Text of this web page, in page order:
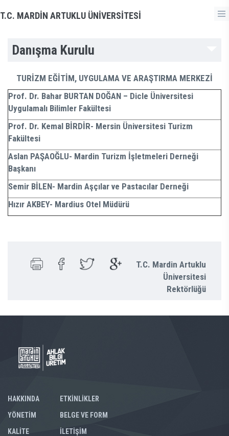
T.C. MARDİN ARTUKLU ÜNİVERSİTESİ
Danışma Kurulu
TURİZM EĞİTİM, UYGULAMA VE ARAŞTIRMA MERKEZİ
Prof. Dr. Bahar BURTAN DOĞAN – Dicle Üniversitesi
Uygulamalı Bilimler Fakültesi
Prof. Dr. Kemal BİRDİR- Mersin Üniversitesi Turizm
Fakültesi
Aslan PAŞAOĞLU- Mardin Turizm İşletmeleri Derneği
Başkanı
Semir BİLEN- Mardin Aşçılar ve Pastacılar Derneği
Hızır AKBEY- Mardius Otel Müdürü
T.C. Mardin Artuklu
Üniversitesi
Rektörlüğü
HAKKINDA
YÖNETİM
KALİTE
ETKİNLİKLER
BELGE VE FORM
İLETİŞİM